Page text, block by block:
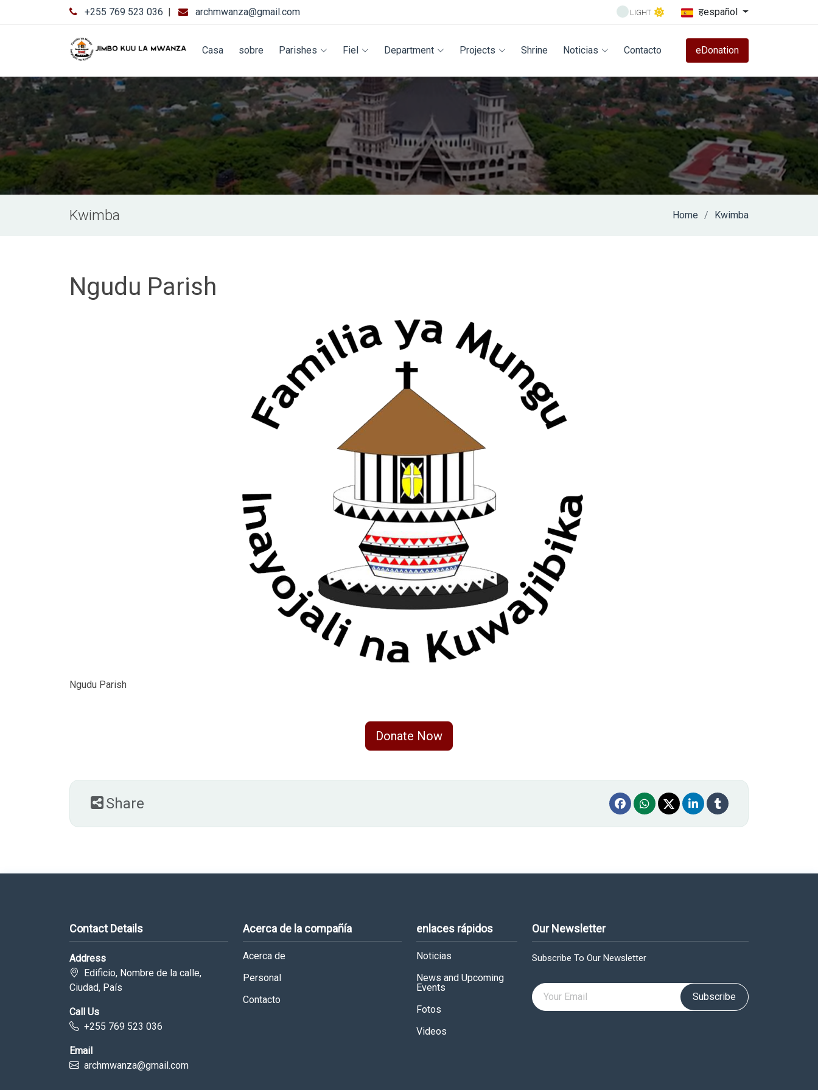
+255 769 523 036 | archmwanza@gmail.com LIGHT हespañol
Casa sobre Parishes Fiel Department Projects Shrine Noticias Contacto eDonation
Kwimba Home Kwimba
Ngudu Parish
Ngudu Parish
Donate Now
Share
Contact Details
Address
Edificio, Nombre de la calle,
Ciudad, País
Call Us
+255 769 523 036
Email
archmwanza@gmail.com
Acerca de la compañía
Acerca de
Personal
Contacto
enlaces rápidos
Noticias
News and Upcoming
Events
Fotos
Videos
Our Newsletter
Subscribe To Our Newsletter
Subscribe